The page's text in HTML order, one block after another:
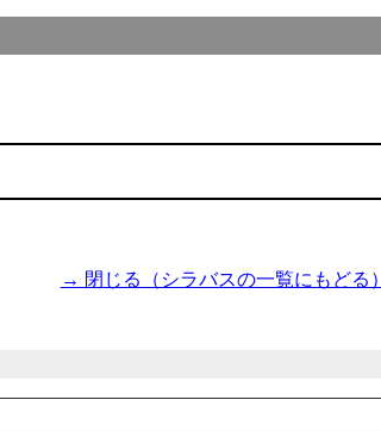
→ 閉じる（シラバスの一覧にもどる）